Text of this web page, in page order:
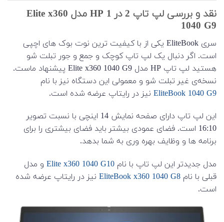
نقد و بررسی لپ تاپ 2 در 1 HP مدل Elite x360
1040 G9
سری EliteBook یکی از با کیفیت ترین نوت بوک های اچپی
است. اگر دنبال یک لپ تاپ کوچک و جمع و جور تبلت شو
هستید لپ تاپ HP مدل Elite x360 1040 G9 پیشنهاد ماست.
نسخه‌ی غیر تبلت شو و معمولی این دستگاه نیز با نام
EliteBook 1040 G9 نیز در رایتاپ عرضه شده است.
این لپ تاپ دارای صفحه نمایش 14 اینچی با نسبت تصویر
16:10 است. فضای عمودی بیشتر باید فضای بیشتری را برای
برنامه ها و وظایف بهره وری به شما بدهد.
مدل جدیدتر این لپ تاپ با نام Elite x360 1040 G10 و مدل
قبلی با نام
نیز در رایتاپ عرضه شده
است.